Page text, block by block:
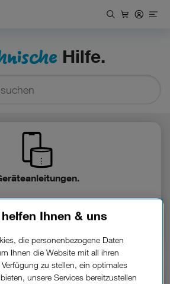
Hilfe.
Router, Tablets und
Smartwatches.
Ihnen & uns
die personenbezogene Daten
Ihnen die Website mit all ihren
zu stellen, ein optimales
unsere Services bereitzustellen